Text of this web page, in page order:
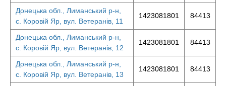
Донецька обл., Лиманський р-н,
с. Коровій Яр, вул. Ветеранів, 11
1423081801 84413
Донецька обл., Лиманський р-н,
с. Коровій Яр, вул. Ветеранів, 12
1423081801 84413
Донецька обл., Лиманський р-н,
с. Коровій Яр, вул. Ветеранів, 13
1423081801 84413